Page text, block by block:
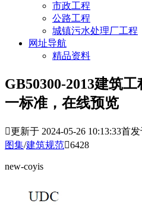
市政工程
公路工程
城镇污水处理厂工程
网址导航
精品资料
GB50300-2013建筑
一标准，在线预览
更新于 2024-05-26 10:13:33首发
图集/建筑规范6428
new-coyis